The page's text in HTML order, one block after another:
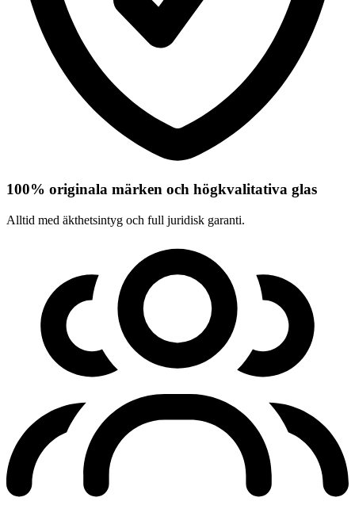
100% originala märken och högkvalitativa glas
Alltid med äkthetsintyg och full juridisk garanti.